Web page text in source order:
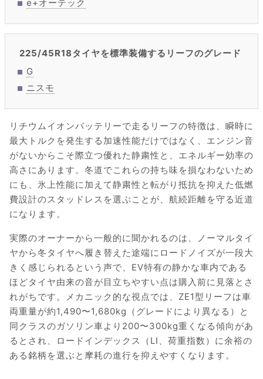
e+オーテック
225/45R18タイヤを標準装備するリーフのグレード
G
ニスモ
リチウムイオンバッテリーで走るリーフの特徴は、瞬時に
最大トルクを発生する加速性能だけではなく、エンジン音
がないからこそ際立つ優れた静粛性と、エネルギー効率の
高さにあります。冬道でこれらの持ち味を損なわないため
にも、氷上性能に加えて静粛性と転がり抵抗を抑えた低燃
費設計のスタッドレスを選ぶことが、航続距離を守る近道
になります。
実際のオーナーから一般的に聞かれるのは、ノーマルタイ
ヤから冬タイヤへ履き替えた途端にロードノイズが一段大
きく感じられるという声で、EV特有の静かな車内である
ほどタイヤ由来の音が目立ちやすい点は購入前に見落とさ
れがちです。メカニック的な視点では、ZE1型リーフは車
両重量が約1,490〜1,680kg（グレードにより異なる）と
同クラスのガソリン車より200〜300kg重くなる傾向があ
るとされ、ロードインデックス（LI、荷重指数）に余裕の
ある銘柄を選ぶと摩耗の進行を抑えやすくなります。